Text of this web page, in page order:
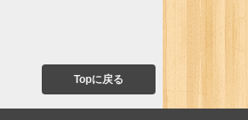
Topに戻る